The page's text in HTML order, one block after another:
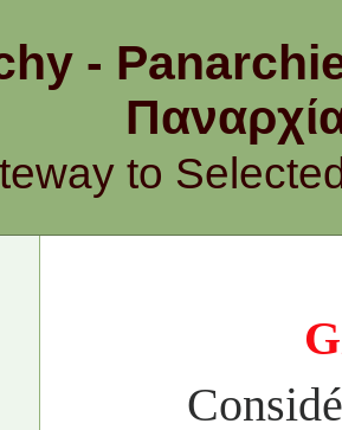
-
to